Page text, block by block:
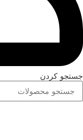
جستجو کردن